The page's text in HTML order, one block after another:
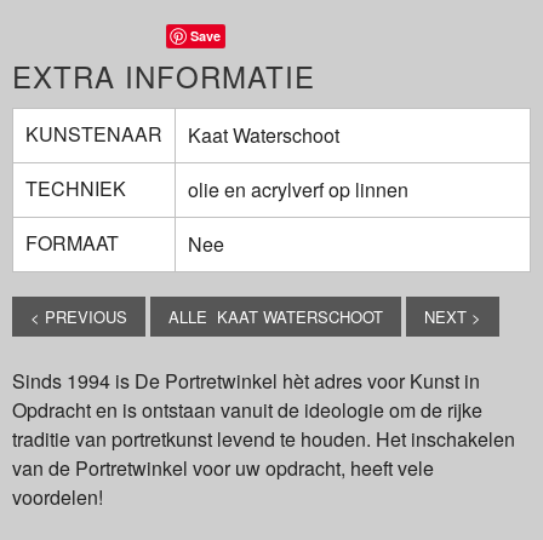
Save
EXTRA INFORMATIE
KUNSTENAAR
Kaat Waterschoot
TECHNIEK
olie en acrylverf op linnen
FORMAAT
Nee
< PREVIOUS ALLE KAAT WATERSCHOOT NEXT >
Sinds 1994 is De Portretwinkel hèt adres voor Kunst in
Opdracht en is ontstaan vanuit de ideologie om de rijke
traditie van portretkunst levend te houden. Het inschakelen
van de Portretwinkel voor uw opdracht, heeft vele
voordelen!